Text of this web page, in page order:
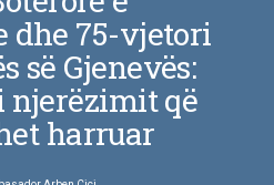
dhe 75-vjetori
së Gjenevës:
që
harruar